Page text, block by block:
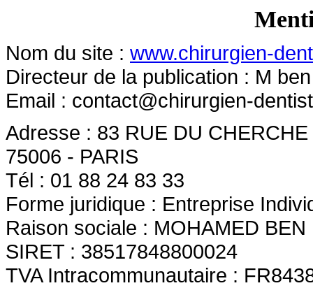
Nom du site : www.chirurgien-
Directeur de la publication : M
Email : contact@chirurgien-
Adresse : 83 RUE DU
75006 - PARIS
Tél : 01 88 24 83 33
Forme juridique : Entreprise
Raison sociale : MOHAMED BEN
SIRET : 38517848800024
TVA Intracommunautaire :